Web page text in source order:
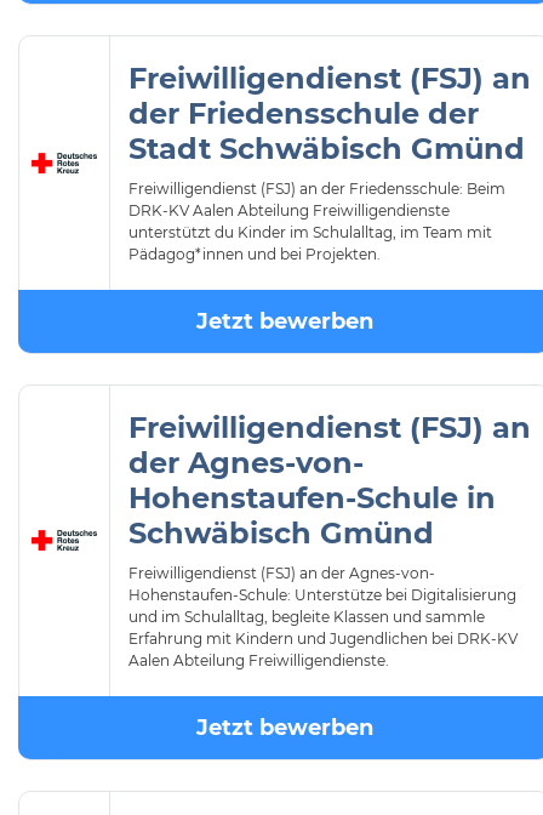
Freiwilligendienst (FSJ) an
der Friedensschule der
Stadt Schwäbisch Gmünd
Freiwilligendienst (FSJ) an der Friedensschule: Beim
DRK-KV Aalen Abteilung Freiwilligendienste
unterstützt du Kinder im Schulalltag, im Team mit
Pädagog*innen und bei Projekten.
Jetzt bewerben
Freiwilligendienst (FSJ) an
der Agnes-von-
Hohenstaufen-Schule in
Schwäbisch Gmünd
Freiwilligendienst (FSJ) an der Agnes-von-
Hohenstaufen-Schule: Unterstütze bei Digitalisierung
und im Schulalltag, begleite Klassen und sammle
Erfahrung mit Kindern und Jugendlichen bei DRK-KV
Aalen Abteilung Freiwilligendienste.
Jetzt bewerben